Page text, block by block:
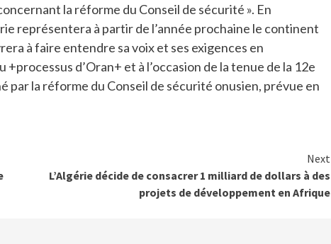
la réforme du Conseil de sécurité ». En
représentera à partir de l’année prochaine le continent
à faire entendre sa voix et ses exigences en
d’Oran+ et à l’occasion de la tenue de la 12e
par la réforme du Conseil de sécurité onusien, prévue en
Next
L’Algérie décide de consacrer 1 milliard de dollars à des
projets de développement en Afrique